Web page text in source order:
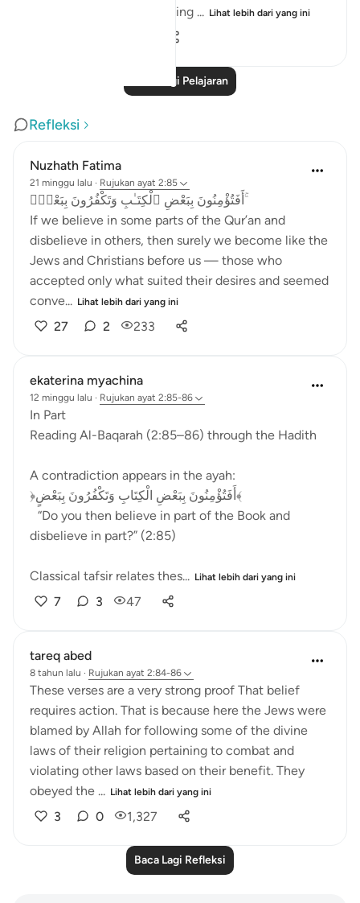
I love You God for forbidding ... Lihat lebih dari yang ini
Baca Lagi Pelajaran
Refleksi
Nuzhath Fatima
21 minggu lalu · Rujukan ayat 2:85
أَفَتُؤْمِنُونَ بِبَعْضِ ٱلْكِتَـٰبِ وَتَكْفُرُونَ بِبَعْضٍۢ ۚ
If we believe in some parts of the Qur’an and
disbelieve in others, then surely we become like the
Jews and Christians before us — those who
accepted only what suited their desires and seemed
conve... Lihat lebih dari yang ini
27 2 233
ekaterina myachina
12 minggu lalu · Rujukan ayat 2:85-86
In Part
Reading Al-Baqarah (2:85–86) through the Hadith
A contradiction appears in the ayah:
﴿أَفَتُؤْمِنُونَ بِبَعْضِ الْكِتَابِ وَتَكْفُرُونَ بِبَعْضٍ﴾
“Do you then believe in part of the Book and
disbelieve in part?” (2:85)
Classical tafsir relates thes... Lihat lebih dari yang ini
7 3 47
tareq abed
8 tahun lalu · Rujukan ayat 2:84-86
These verses are a very strong proof That belief
requires action. That is because here the Jews were
blamed by Allah for following some of the divine
laws of their religion pertaining to combat and
violating other laws based on their benefit. They
obeyed the ... Lihat lebih dari yang ini
3 0 1,327
Baca Lagi Refleksi